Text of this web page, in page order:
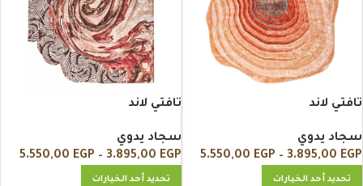
تافتي لاند
سجاد يدوي
3.895,00 EGP
–
5.550,00 EGP
تحديد أحد الخيارات
تافتي لاند
سجاد يدوي
3.895,00 EGP
–
5.550,00 EGP
تحديد أحد الخيارات